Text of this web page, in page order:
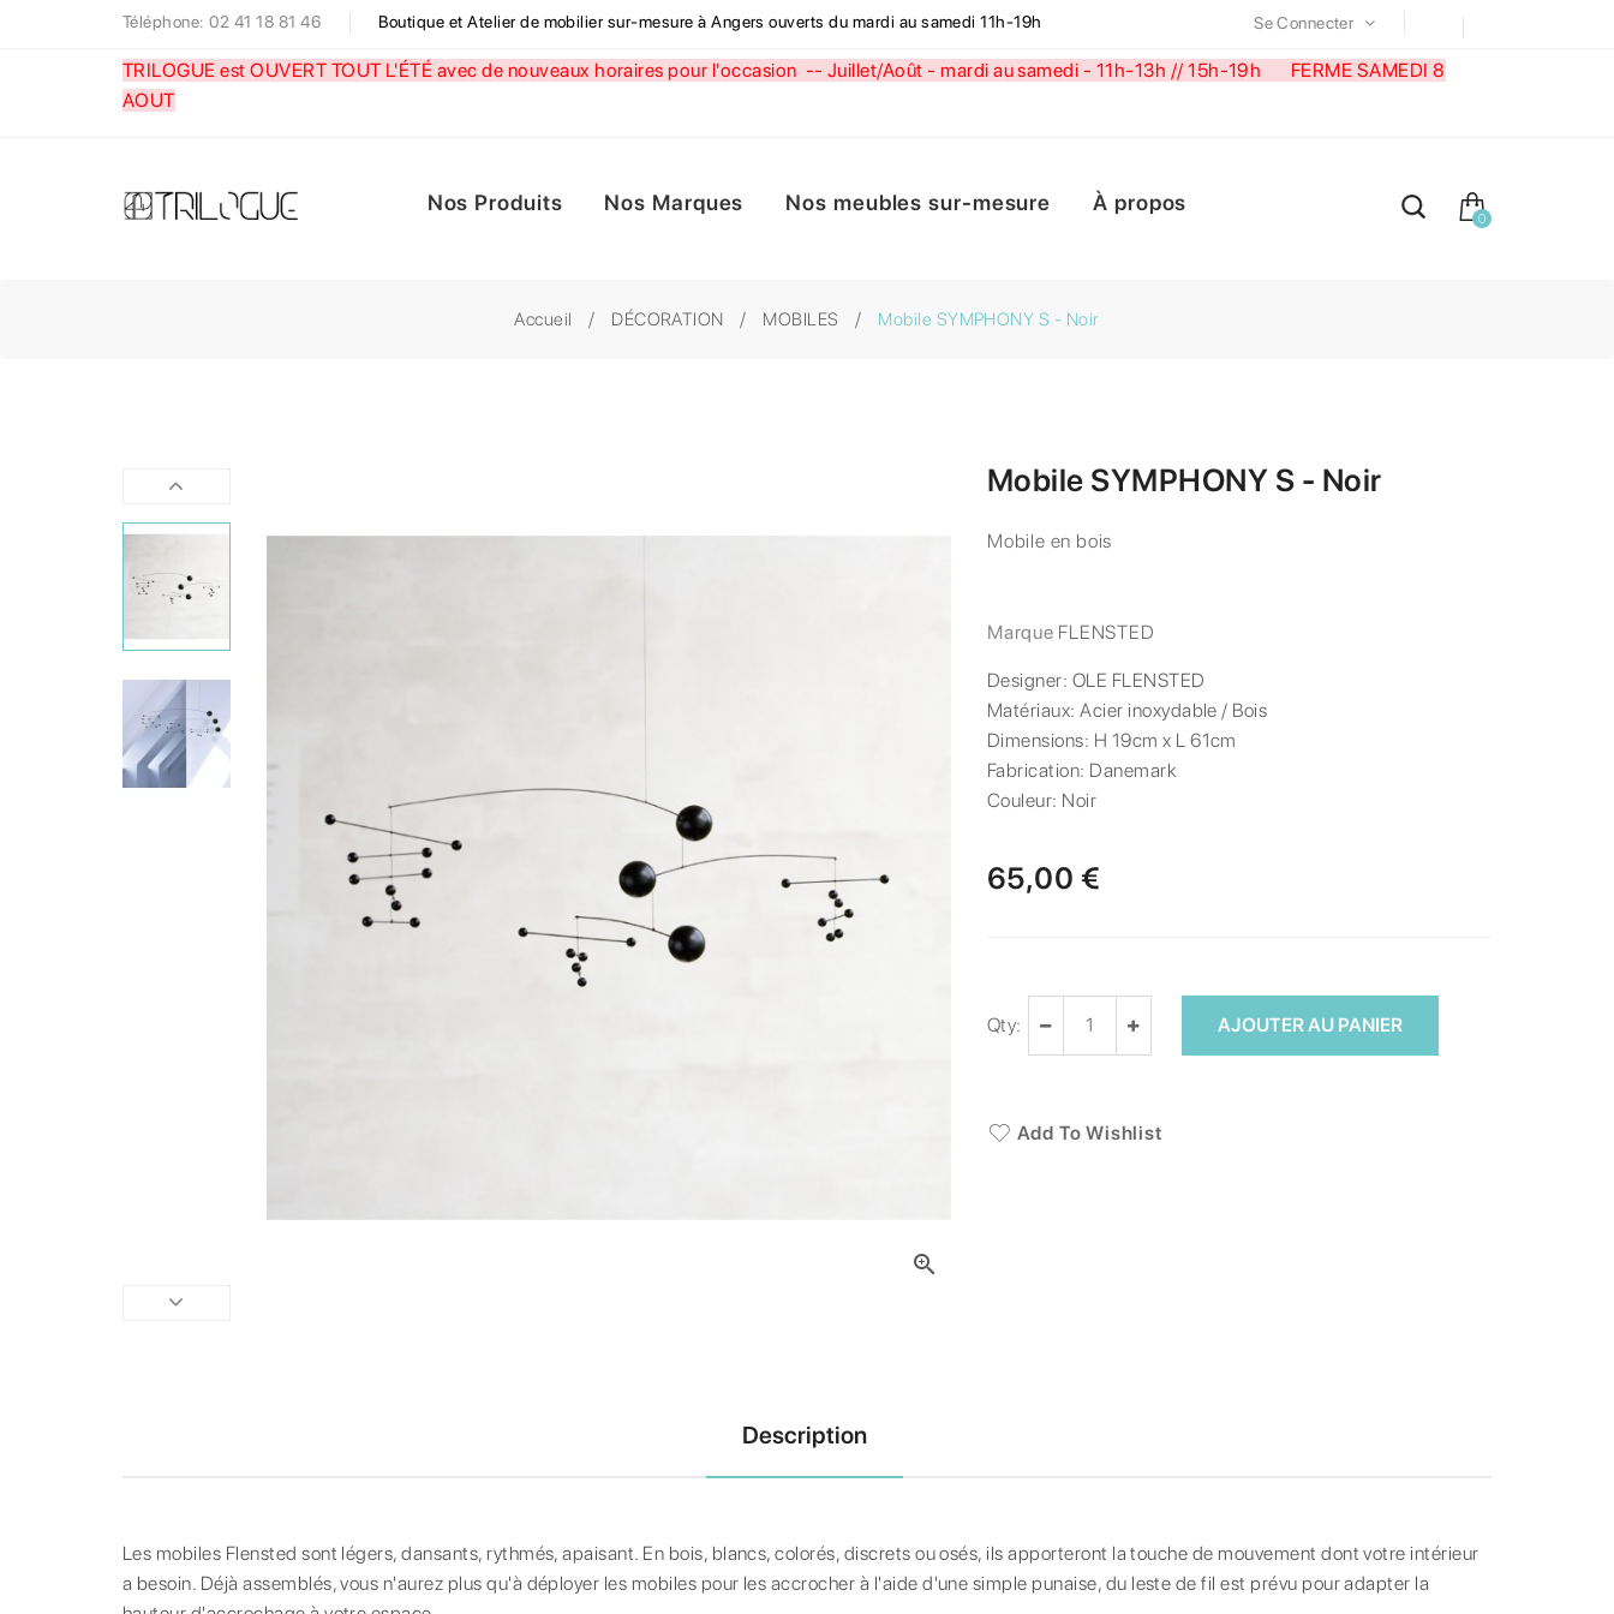
Téléphone: 02 41 18 81 46 Boutique et Atelier de mobilier sur-mesure à Angers ouverts du mardi au samedi 11h-19h Se Connecter
TRILOGUE est OUVERT TOUT L'ÉTÉ avec de nouveaux horaires pour l'occasion -- Juillet/Août - mardi au samedi - 11h-13h // 15h-19h FERME SAMEDI 8
AOUT
Nos Produits Nos Marques Nos meubles sur-mesure À propos
0
Accueil DÉCORATION MOBILES Mobile SYMPHONY S - Noir

Mobile SYMPHONY S - Noir
Mobile en bois
Marque FLENSTED
Designer: OLE FLENSTED
Matériaux:Acier inoxydable / Bois
Dimensions: H 19cm x L 61cm
Fabrication: Danemark
Couleur: Noir
65,00 €
Qty: AJOUTER AU PANIER
Add To Wishlist
Description
Les mobiles Flensted sont légers, dansants, rythmés, apaisant. En bois, blancs, colorés, discrets ou osés, ils apporteront la touche de mouvement dont votre intérieur
a besoin. Déjà assemblés, vous n'aurez plus qu'à déployer les mobiles pour les accrocher à l'aide d'une simple punaise, du leste de fil est prévu pour adapter la